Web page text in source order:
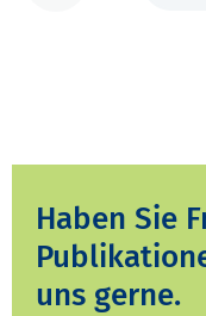
Haben Sie
uns gerne.